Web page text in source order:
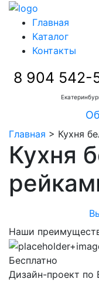
Главная
Каталог
Контакты
8 904 542-
Главная > Кухня
Кухня
Наши
Бесплатно
Дизайн-проект